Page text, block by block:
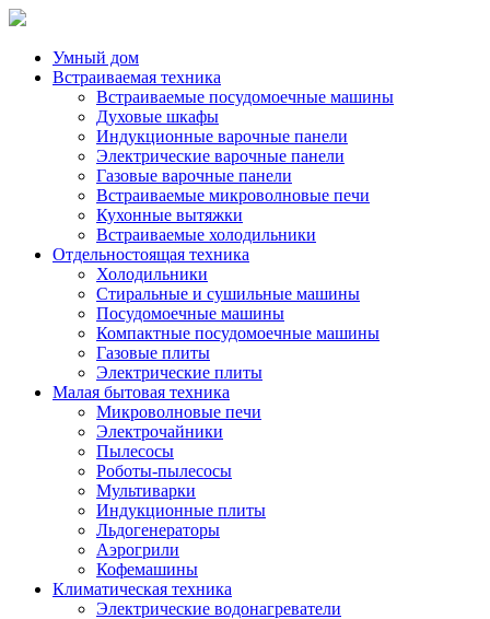
Умный дом
Встраиваемая техника
Встраиваемые посудомоечные машины
Духовые шкафы
Индукционные варочные панели
Электрические варочные панели
Газовые варочные панели
Встраиваемые микроволновые печи
Кухонные вытяжки
Встраиваемые холодильники
Отдельностоящая техника
Холодильники
Стиральные и сушильные машины
Посудомоечные машины
Компактные посудомоечные машины
Газовые плиты
Электрические плиты
Малая бытовая техника
Микроволновые печи
Электрочайники
Пылесосы
Роботы-пылесосы
Мультиварки
Индукционные плиты
Льдогенераторы
Аэрогрили
Кофемашины
Климатическая техника
Электрические водонагреватели